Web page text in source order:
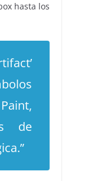
hasta los
de